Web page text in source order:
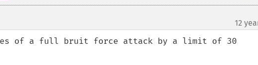
12
of a full bruit force attack by a limit of 30